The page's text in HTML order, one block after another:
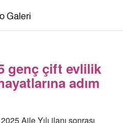
genç çift evlilik
adım
Aile Yılı ilanı sonrası